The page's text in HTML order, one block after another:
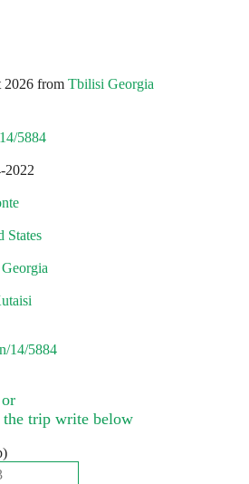
2026 from Tbilisi Georgia
5884
2022
States
14/5884
trip write below